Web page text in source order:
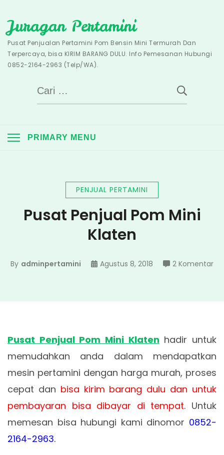
to
content
Juragan Pertamini
Pusat Penjualan Pertamini Pom Bensin Mini Termurah Dan
Terpercaya, bisa KIRIM BARANG DULU. Info Pemesanan Hubungi
0852-2164-2963 (Telp/WA).
Cari
untuk:
PRIMARY MENU
PENJUAL PERTAMINI
Pusat Penjual Pom Mini
Klaten
By adminpertamini Agustus 8, 2018 2 Komentar
Pusat Penjual Pom Mini Klaten hadir untuk
memudahkan anda dalam mendapatkan
mesin pertamini dengan harga murah, proses
cepat dan bisa kirim barang dulu dan untuk
pembayaran bisa dibayar di tempat. Untuk
memesan bisa hubungi kami dinomor 0852-
2164-2963.